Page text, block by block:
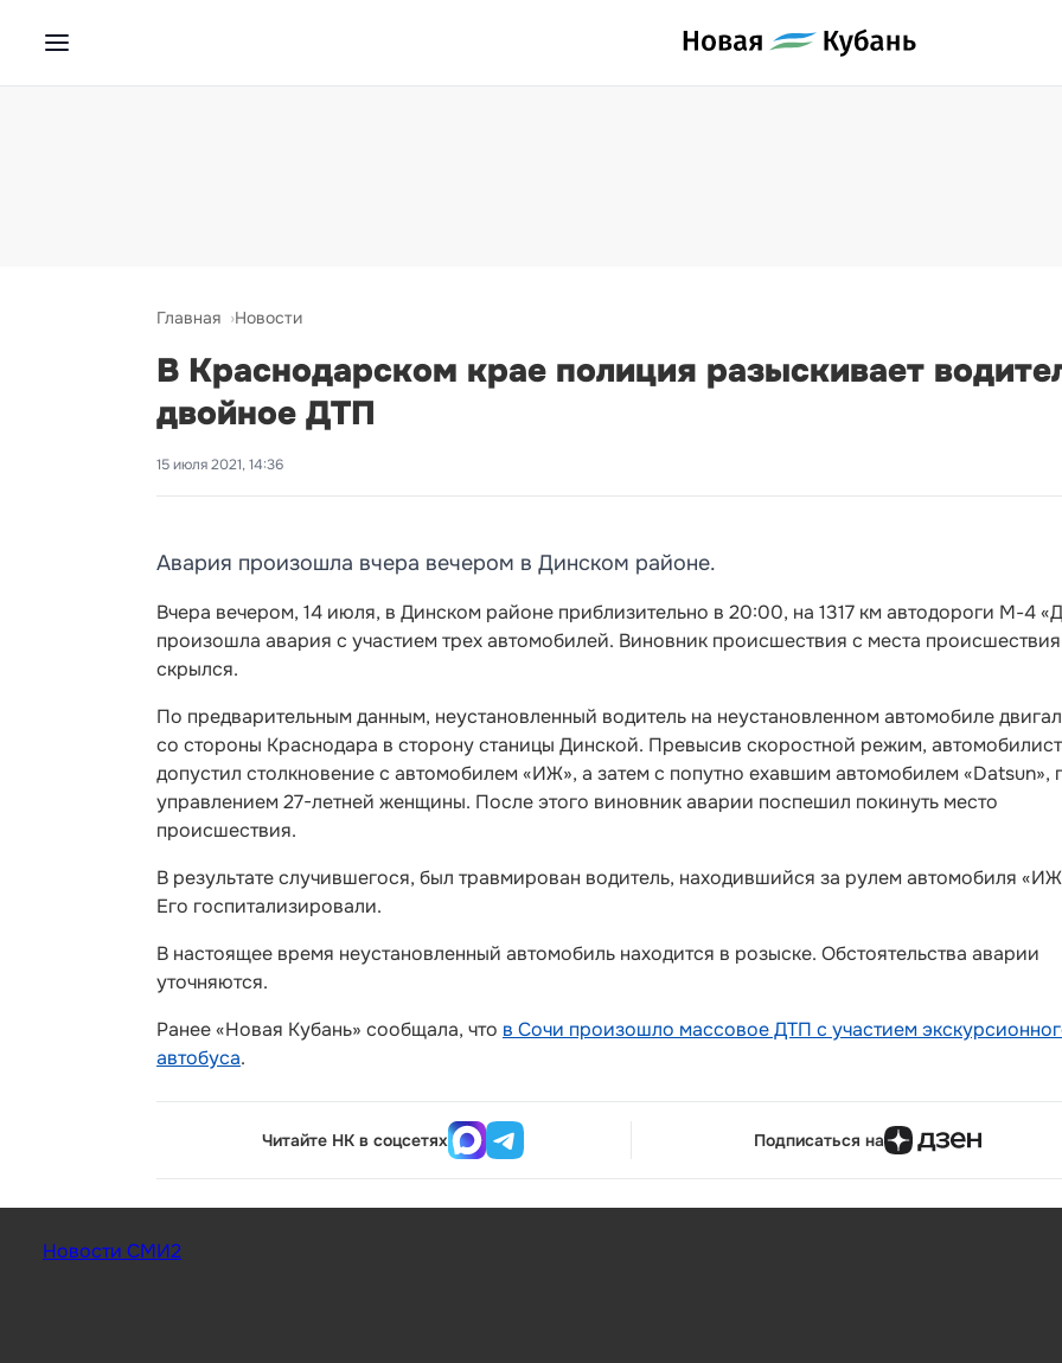
Главная Новости
В Краснодарском крае полиция разыскивает
двойное ДТП
15 июля 2021, 14:36
Авария произошла вчера вечером в Динском районе.
Вчера вечером, 14 июля, в Динском районе приблизительно в 20:00, на 1317 км автодороги М-4
произошла авария с участием трех автомобилей. Виновник происшествия с места происшествия
скрылся.
По предварительным данным, неустановленный водитель на неустановленном автомобиле
со стороны Краснодара в сторону станицы Динской. Превысив скоростной режим, автомобилист
допустил столкновение с автомобилем «ИЖ», а затем с попутно ехавшим автомобилем «Datsun»,
управлением 27-летней женщины. После этого виновник аварии поспешил покинуть место
происшествия.
В результате случившегося, был травмирован водитель, находившийся за рулем автомобиля
Его госпитализировали.
В настоящее время неустановленный автомобиль находится в розыске. Обстоятельства аварии
уточняются.
Ранее «Новая Кубань» сообщала, что в Сочи произошло массовое ДТП с участием
автобуса.
Читайте НК в соцсетях Подписаться на
Новости СМИ2